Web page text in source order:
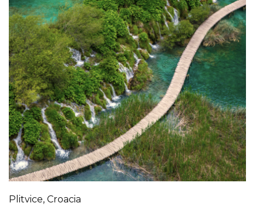
Plitvice, Croacia